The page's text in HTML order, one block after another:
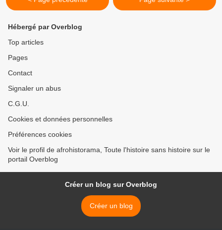
Hébergé par Overblog
Top articles
Pages
Contact
Signaler un abus
C.G.U.
Cookies et données personnelles
Préférences cookies
Voir le profil de afrohistorama, Toute l'histoire sans histoire sur le
portail Overblog
Créer un blog sur Overblog
Créer un blog